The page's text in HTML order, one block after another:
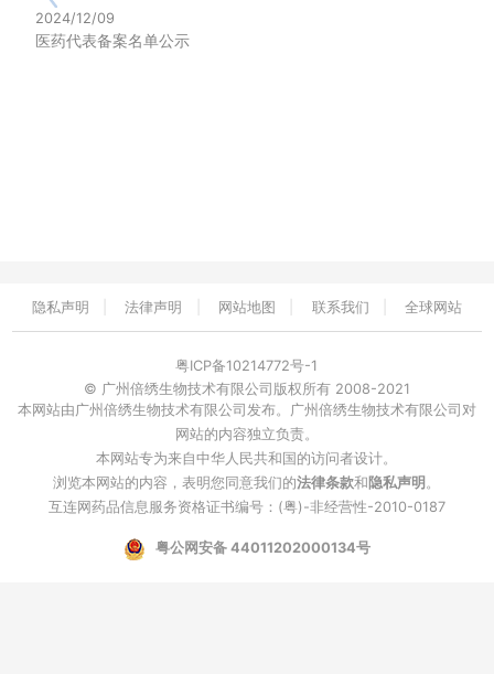
2024/12/09
医药代表备案名单公示
隐私声明 法律声明 网站地图 联系我们 全球网站
粤ICP备10214772号-1
© 广州倍绣生物技术有限公司版权所有 2008-2021
本网站由广州倍绣生物技术有限公司发布。广州倍绣生物技术有限公司对
网站的内容独立负责。
本网站专为来自中华人民共和国的访问者设计。
浏览本网站的内容，表明您同意我们的法律条款和 隐私声明 。
互连网药品信息服务资格证书编号：(粤)-非经营性-2010-0187
粤公网安备 44011202000134号